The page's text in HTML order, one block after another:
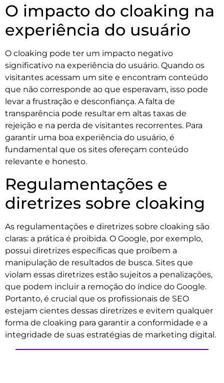
O impacto do cloaking na
experiência do usuário
O cloaking pode ter um impacto negativo
significativo na experiência do usuário. Quando os
visitantes acessam um site e encontram conteúdo
que não corresponde ao que esperavam, isso pode
levar a frustração e desconfiança. A falta de
transparência pode resultar em altas taxas de
rejeição e na perda de visitantes recorrentes. Para
garantir uma boa experiência do usuário, é
fundamental que os sites ofereçam conteúdo
relevante e honesto.
Regulamentações e
diretrizes sobre cloaking
As regulamentações e diretrizes sobre cloaking são
claras: a prática é proibida. O Google, por exemplo,
possui diretrizes específicas que proíbem a
manipulação de resultados de busca. Sites que
violam essas diretrizes estão sujeitos a penalizações,
que podem incluir a remoção do índice do Google.
Portanto, é crucial que os profissionais de SEO
estejam cientes dessas diretrizes e evitem qualquer
forma de cloaking para garantir a conformidade e a
integridade de suas estratégias de marketing digital.